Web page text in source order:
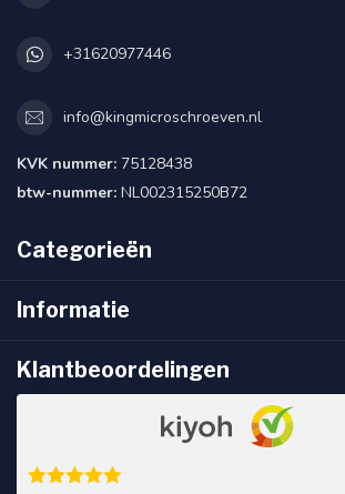
+31620977446
info@kingmicroschroeven.nl
KVK nummer: 75128438
btw-nummer: NL002315250B72
Categorieën
Informatie
Klantbeoordelingen